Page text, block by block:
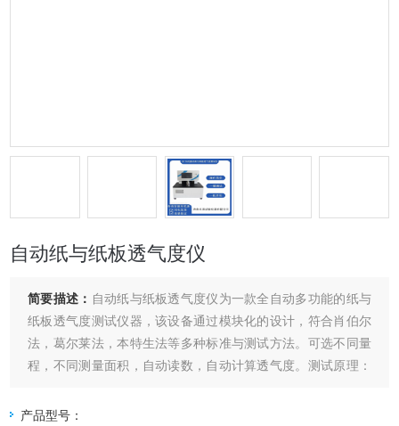
自动纸与纸板透气度仪
简要描述： 自动纸与纸板透气度仪为一款全自动多功能的纸与
纸板透气度测试仪器，该设备通过模块化的设计，符合肖伯尔
法，葛尔莱法，本特生法等多种标准与测试方法。可选不同量
程，不同测量面积，自动读数，自动计算透气度。测试原理：
产品型号：